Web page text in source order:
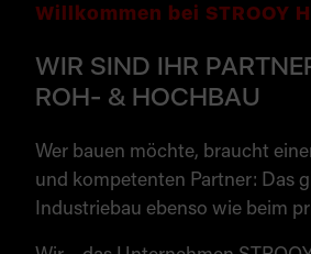
Willkommen bei STROOY
WIR SIND IHR
ROH- & HOCHBAU
Wer bauen möchte, braucht
und kompetenten Partner: Das
Industriebau ebenso wie beim